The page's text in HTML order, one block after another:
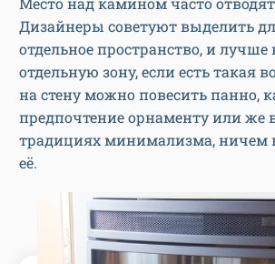
Дизайнеры советуют выделить
отдельное пространство, и лучше
отдельную зону, если есть такая
на стену можно повесить панно,
предпочтение орнаменту или же
традициях минимализма, ничем
её.